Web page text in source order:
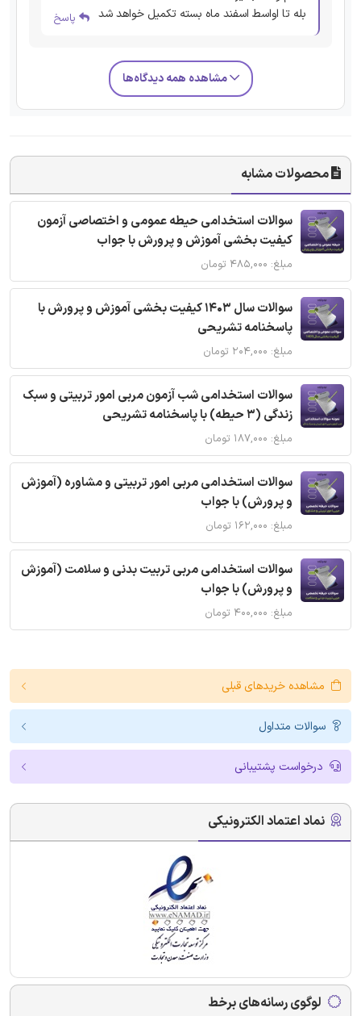
بله تا اواسط اسفند ماه بسته تکمیل خواهد شد
پاسخ
مشاهده همه دیدگاه‌ها
محصولات مشابه
سوالات استخدامی حیطه عمومی و اختصاصی آزمون
کیفیت بخشی آموزش و پرورش با جواب
مبلغ: ۴۸۵,۰۰۰ تومان
سوالات سال 1403 کیفیت بخشی آموزش و پرورش با
پاسخنامه تشریحی
مبلغ: ۲۰۴,۰۰۰ تومان
سوالات استخدامی شب آزمون مربی امور تربیتی و سبک
زندگی (3 حیطه) با پاسخنامه تشریحی
مبلغ: ۱۸۷,۰۰۰ تومان
سوالات استخدامی مربی امور تربیتی و مشاوره (آموزش
و پرورش) با جواب
مبلغ: ۱۶۲,۰۰۰ تومان
سوالات استخدامی مربی تربیت بدنی و سلامت (آموزش
و پرورش) با جواب
مبلغ: ۴۰۰,۰۰۰ تومان
مشاهده خریدهای قبلی
سوالات متداول
درخواست پشتیبانی
نماد اعتماد الکترونیکی
لوگوی رسانه‌های برخط